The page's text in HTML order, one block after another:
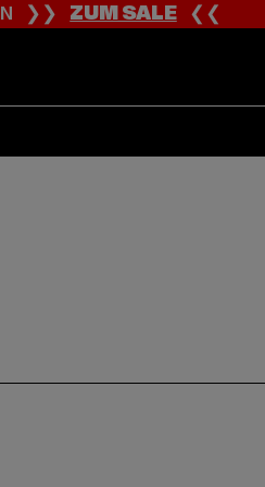
❯❯ZUM SALE❮❮